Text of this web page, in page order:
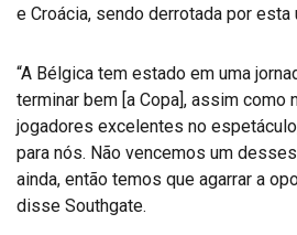
e Croácia, sendo derrotada por esta
“A Bélgica tem estado em uma
terminar bem [a Copa], assim como
jogadores excelentes no
para nós. Não vencemos um
ainda, então temos que agarrar a
disse Southgate.